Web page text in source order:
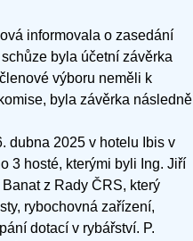
informovala o zasedání
byla účetní závěrka
výboru neměli k
byla závěrka následně
dubna 2025 v hotelu Ibis v
3 hosté, kterými byli Ing. Jiří
z Rady ČRS, který
rybochovná zařízení,
dotací v rybářství. P.